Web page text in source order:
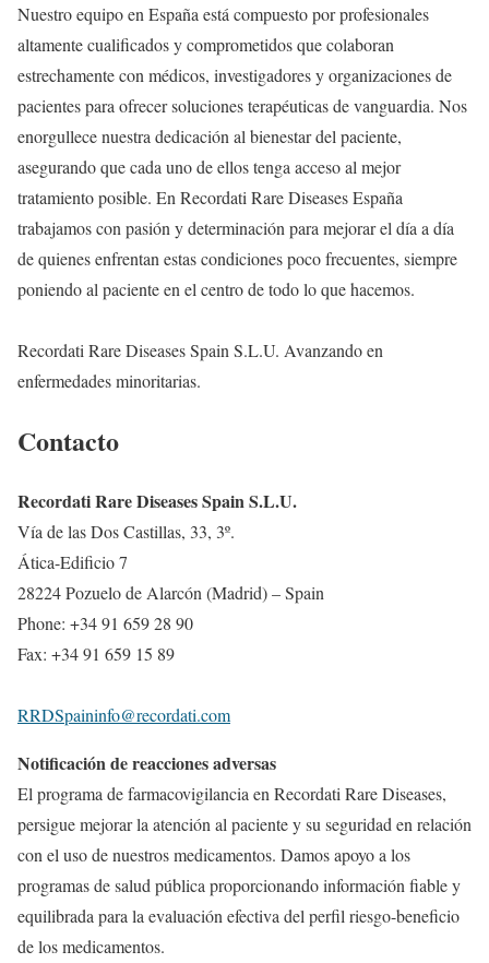
Nuestro equipo en España está compuesto por profesionales
altamente cualificados y comprometidos que colaboran
estrechamente con médicos, investigadores y organizaciones de
pacientes para ofrecer soluciones terapéuticas de vanguardia. Nos
enorgullece nuestra dedicación al bienestar del paciente,
asegurando que cada uno de ellos tenga acceso al mejor
tratamiento posible. En Recordati Rare Diseases España
trabajamos con pasión y determinación para mejorar el día a día
de quienes enfrentan estas condiciones poco frecuentes, siempre
poniendo al paciente en el centro de todo lo que hacemos.
Recordati Rare Diseases Spain S.L.U. Avanzando en
enfermedades minoritarias.
Contacto
Recordati Rare Diseases Spain S.L.U.
Vía de las Dos Castillas, 33, 3º.
Ática-Edificio 7
28224 Pozuelo de Alarcón (Madrid) – Spain
Phone: +34 91 659 28 90
Fax: +34 91 659 15 89
RRDSpaininfo@recordati.com
Notificación de reacciones adversas
El programa de farmacovigilancia en Recordati Rare Diseases,
persigue mejorar la atención al paciente y su seguridad en relación
con el uso de nuestros medicamentos. Damos apoyo a los
programas de salud pública proporcionando información fiable y
equilibrada para la evaluación efectiva del perfil riesgo-beneficio
de los medicamentos.